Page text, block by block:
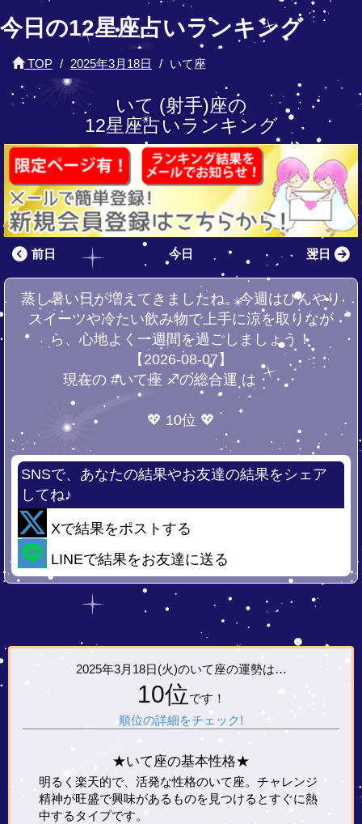
今日の12星座占いランキング
TOP 2025年3月18日 いて座
いて (射手)座の
12星座占いランキング
前日 今日 翌日
蒸し暑い日が増えてきましたね。今週はひんやり
スイーツや冷たい飲み物で上手に涼を取りなが
ら、心地よく一週間を過ごしましょう！
【2026-08-07】
現在の #いて座 ♐の総合運 は・・・
💖 10位 💖
SNSで、あなたの結果やお友達の結果をシェア
してね♪
Xで結果をポストする
LINEで結果をお友達に送る
2025年3月18日(火)のいて座の運勢は…
10位です！
順位の詳細をチェック!
★いて座の基本性格★
明るく楽天的で、活発な性格のいて座。チャレンジ
精神が旺盛で興味があるものを見つけるとすぐに熱
中するタイプです。